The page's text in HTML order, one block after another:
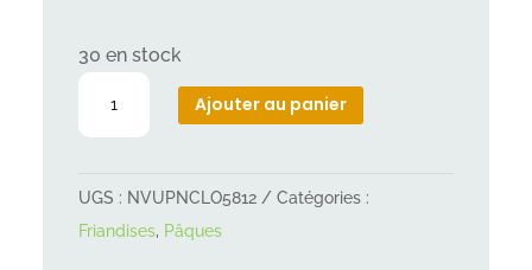
30 en stock
beurre
de
Ajouter au panier
UGS : NVUPNCLO5812
Catégories :
Friandises, Pâques